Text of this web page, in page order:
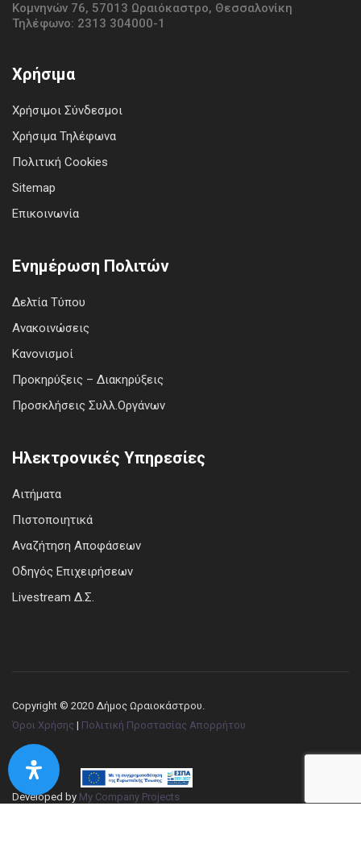
Κομνηνών 76, 57013 Ωραιόκαστρο, Θεσσαλονίκη
Τηλέφωνο: 2313 304000-1
Χρήσιμα
Χρήσιμοι Σύνδεσμοι
Χρήσιμα Τηλέφωνα
Πολιτική Cookies
Sitemap
Επικοινωνία
Ενημέρωση Πολιτών
Δελτία Τύπου
Ανακοινώσεις
Κανονισμοί
Προκηρύξεις – Διακηρύξεις
Προσκλήσεις Συλλ.Οργάνων
Ηλεκτρονικές Υπηρεσίες
Αιτήματα
Πιστοποιητικά
Αναζήτηση Αποφάσεων
Οδηγός Επιχειρήσεων
Livestream Δ.Σ.
Copyright © 2020 Δήμος Ωραιοκάστρου.
Όροι Χρήσης | Πολιτική Προστασίας Απορρήτου
Developed by My Company Projects